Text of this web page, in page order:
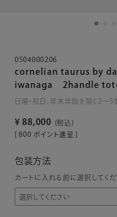
0504000206
cornelian taurus by
iwanaga 2handle tote
日曜・祝日、年末年始を除く2～
¥ 88,000
税込
800 ポイント進呈 ]
包装方法
カートに入れる前に選択してくだ